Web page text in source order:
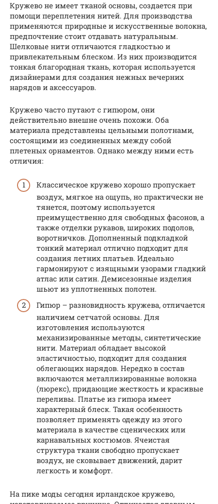
Кружево не имеет тканой основы, создается при
помощи переплетения нитей. Для производства
применяются природные и искусственные волокна,
предпочтение стоит отдавать натуральным.
Шелковые нити отличаются гладкостью и
привлекательным блеском. Из них производится
тонкая благородная ткань, которая используется
дизайнерами для создания нежных вечерних
нарядов и аксессуаров.
Кружево часто путают с гипюром, они
действительно внешне очень похожи. Оба
материала представлены цельными полотнами,
состоящими из соединенных между собой
плетеных орнаментов. Однако между ними есть
отличия:
Классическое кружево хорошо пропускает
воздух, мягкое на ощупь, но практически не
тянется, поэтому используется
преимущественно для свободных фасонов, а
также отделки рукавов, широких подолов,
воротничков. Дополненный подкладкой
тонкий материал отлично подходит для
создания летних платьев. Идеально
гармонируют с изящными узорами гладкий
атлас или сатин. Демисезонные изделия
шьют из уплотненных полотен.
Гипюр – разновидность кружева, отличается
наличием сетчатой основы. Для
изготовления используются
механизированные методы, синтетические
нити. Материал обладает высокой
эластичностью, подходит для создания
облегающих нарядов. Нередко в состав
включаются металлизированные волокна
(люрекс), придающие жесткость и красивые
переливы. Платье из гипюра имеет
характерный блеск. Такая особенность
позволяет применять одежду из этого
материала в качестве сценических или
карнавальных костюмов. Ячеистая
структура ткани свободно пропускает
воздух, не сковывает движений, дарит
легкость и комфорт.
На пике моды сегодня ирландское кружево,